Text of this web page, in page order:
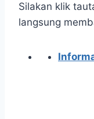
Silakan klik
langsung